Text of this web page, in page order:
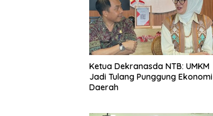
Ketua Dekranasda NTB: UMKM
Jadi Tulang Punggung Ekonomi
Daerah